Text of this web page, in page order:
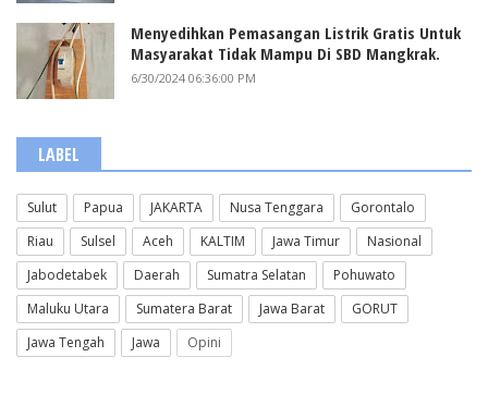
Menyedihkan Pemasangan Listrik Gratis Untuk
Masyarakat Tidak Mampu Di SBD Mangkrak.
6/30/2024 06:36:00 PM
LABEL
Sulut Papua JAKARTA Nusa Tenggara
Gorontalo
Riau
Sulsel Aceh KALTIM Jawa Timur
Nasional
Jabodetabek
Daerah Sumatra Selatan
Pohuwato
Maluku Utara
Sumatera Barat Jawa Barat
GORUT
Jawa Tengah
Jawa Opini